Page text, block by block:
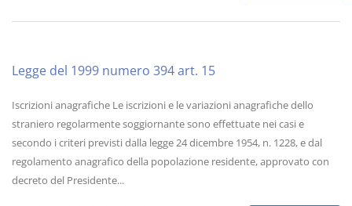
Legge del 1999 numero 394 art. 15
Iscrizioni anagrafiche Le iscrizioni e le variazioni anagrafiche dello
straniero regolarmente soggiornante sono effettuate nei casi e
secondo i criteri previsti dalla legge 24 dicembre 1954, n. 1228, e dal
regolamento anagrafico della popolazione residente, approvato con
decreto del Presidente...